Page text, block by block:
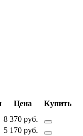
Цена
Купить
8 370 руб.
5 170 руб.